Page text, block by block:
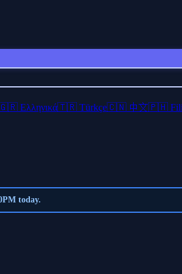
Ελληνικά🇹🇷 Türkçe🇨🇳 中文🇵🇭
today.